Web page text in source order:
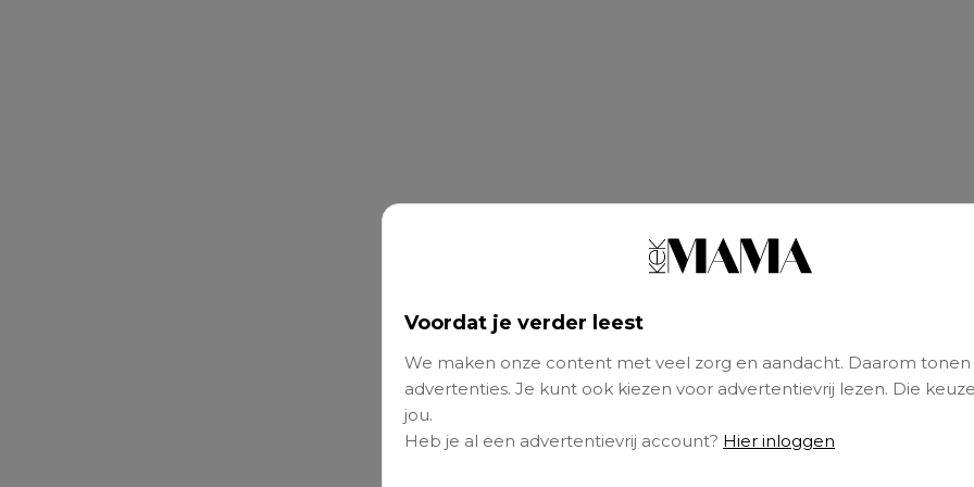
Voordat je verder leest
We maken onze content met veel zorg en aandacht. Daarom tonen
advertenties. Je kunt ook kiezen voor advertentievrij lezen. Die
jou.
Heb je al een advertentievrij account? Hier inloggen